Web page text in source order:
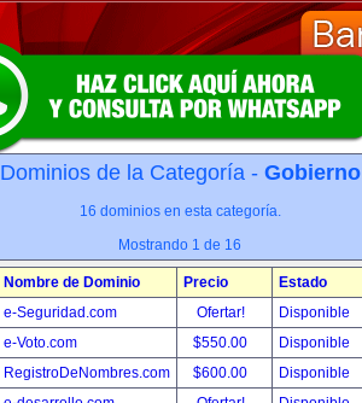
Dominios de la Categoría - Gobierno
16 dominios en esta categoría.
Mostrando 1 de 16
Nombre de Dominio Precio
Estado
e-Seguridad.com
Ofertar!
Disponible
e-Voto.com
$550.00
Disponible
RegistroDeNombres.com
$600.00
Disponible